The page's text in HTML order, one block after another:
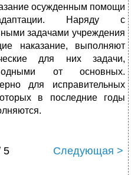
осужденным помощи
Наряду с
задачами учреждения
наказание, выполняют
для них задачи,
от основных.
для исправительных
в последние годы
5 Следующая >